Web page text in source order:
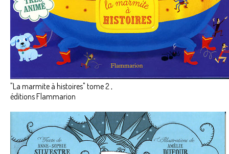
"La marmite à histoires" tome 2 ,
éditions Flammarion